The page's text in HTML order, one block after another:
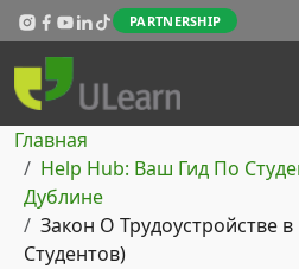
Перейти к основному
PARTNERSHIP
Строка навигации
Главная
Help Hub: Ваш Гид По
Дублине
Закон О Трудоустройстве
Студентов)